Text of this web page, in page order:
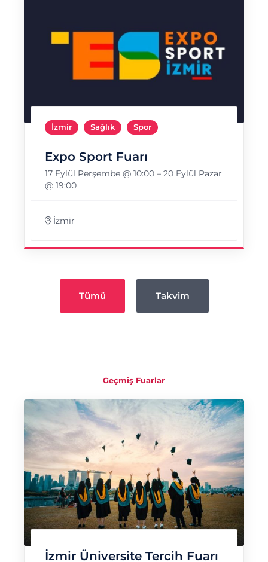
İzmir Sağlık Spor
Expo Sport Fuarı
17 Eylül Perşembe @ 10:00– 20 Eylül Pazar
@ 19:00
İzmir
Tümü Takvim
Geçmiş Fuarlar
İzmir Üniversite Tercih Fuarı